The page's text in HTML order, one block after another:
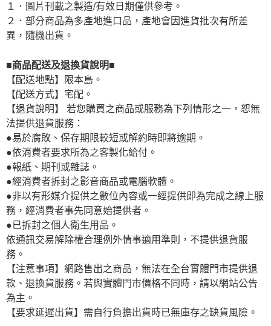
１．圖片刊載之製造/有效日期僅供參考。
２．部分商品為多產地進口品，產地會因進貨批次有所差
異，隨機出貨。
■商品配送及退換貨說明■
【配送地點】限本島。
【配送方式】宅配。
【退貨說明】 若您購買之商品或服務為下列情形之一，恕無
法提供退貨服務：
●易於腐敗、保存期限較短或解約時即將逾期。
●依消費者要求所為之客製化給付。
●報紙、期刊或雜誌。
●經消費者拆封之影音商品或電腦軟體。
●非以有形媒介提供之數位內容或一經提供即為完成之線上服
務，經消費者事先同意始提供者。
●已拆封之個人衛生用品。
依通訊交易解除權合理例外情事適用準則，不提供退貨服
務。
【注意事項】網路售出之商品，無法在全台實體門市提供退
款、退換貨服務。若與實體門市價格不同時，請以網站公告
為主。
【要求延遲出貨】需自行負擔出貨時已無庫存之缺貨風險。